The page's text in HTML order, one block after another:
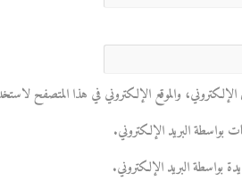
والموقع الإلكتروني في هذا المتصفح
بواسطة البريد الإلكتروني.
بواسطة البريد الإلكتروني.